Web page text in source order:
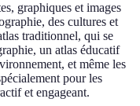
graphiques et images
des cultures et
traditionnel, qui se
un atlas éducatif
et même les
pour les
et engageant.